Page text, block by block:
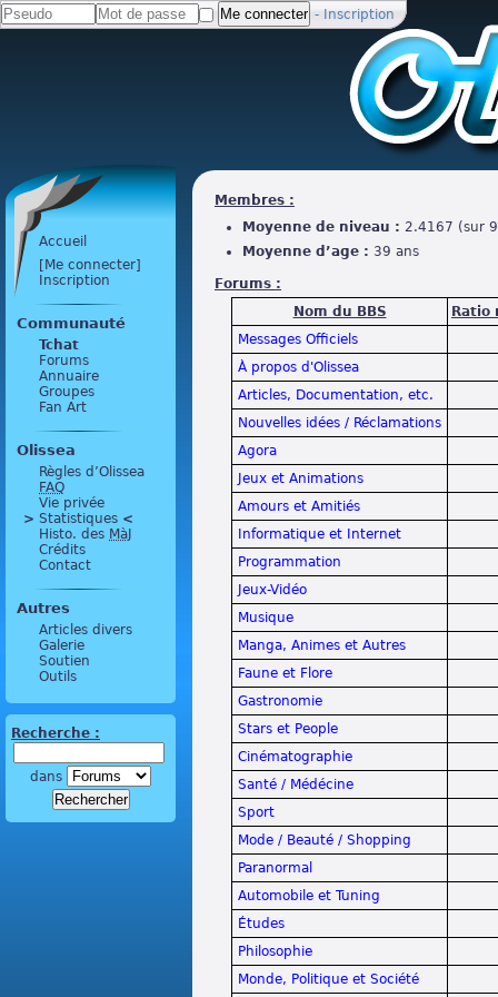
- Inscription
Accueil
[Me connecter]
Inscription
Communauté
Tchat
Forums
Annuaire
Groupes
Fan Art
Olissea
Règles d’Olissea
FAQ
Vie privée
> Statistiques <
Histo. des MàJ
Crédits
Contact
Autres
Articles divers
Galerie
Soutien
Outils
Recherche :
dans
Membres :
Moyenne de niveau : 2.4167 (sur
Moyenne d’age : 39 ans
Forums :
Nom du BBS
Ratio
Messages Officiels
À propos d'Olissea
Articles, Documentation, etc.
Nouvelles idées / Réclamations
Agora
Jeux et Animations
Amours et Amitiés
Informatique et Internet
Programmation
Jeux-Vidéo
Musique
Manga, Animes et Autres
Faune et Flore
Gastronomie
Stars et People
Cinématographie
Santé / Médécine
Sport
Mode / Beauté / Shopping
Paranormal
Automobile et Tuning
Études
Philosophie
Monde, Politique et Société